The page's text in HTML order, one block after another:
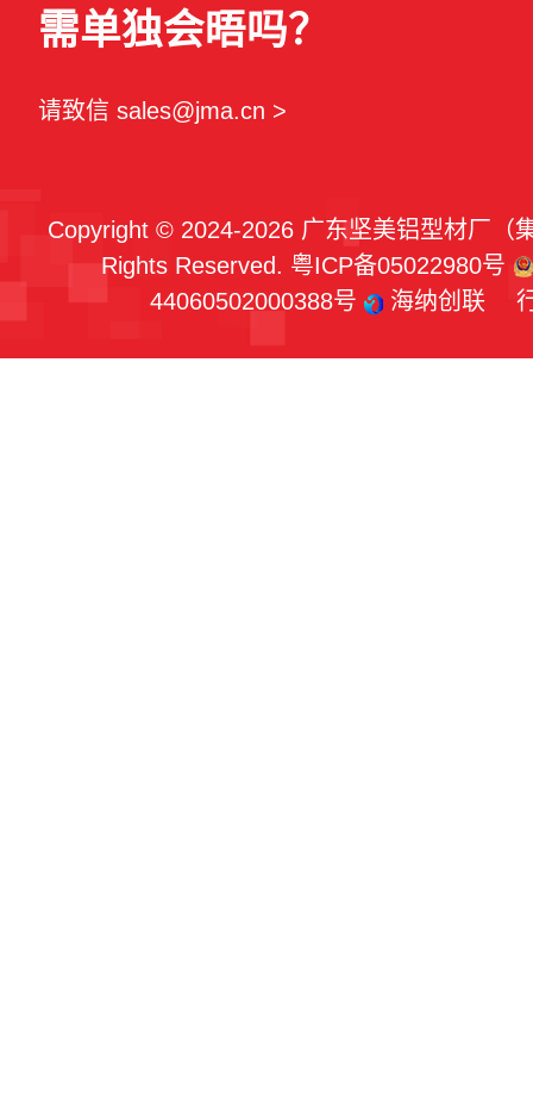
需单独会晤吗？
请致信 sales@jma.cn >
Copyright © 2024-2026 广东坚美铝型材厂（
Rights Reserved. 粤ICP备05022980号
44060502000388号
海纳创联